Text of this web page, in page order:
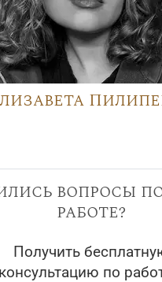
вопросы
работе?
Получить
консультацию по